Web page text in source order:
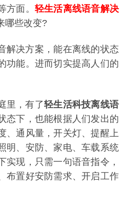
方面。 轻生活离线语音解决
哪些改变?
解决方案，能在离线的状态
功能。进而切实提高人们的
里，有了轻生活科技离线语
态下，也能根据人们发出的
、通风量，开关灯、提醒上
明、安防、家电、车载系统
实现，只需一句语音指令，
布置好安防需求、开启工作